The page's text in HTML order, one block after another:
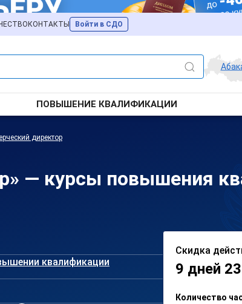
КОНТАКТЫ Войти в СДО
ПОВЫШЕНИЕ КВАЛИФИКАЦИИ
директор
— курсы повышения
квалификации
Скидка
9 дней
Количество